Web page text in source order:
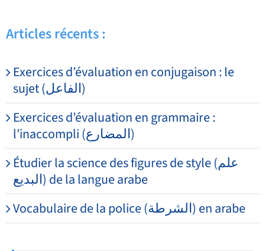
Articles récents :
Exercices d’évaluation en conjugaison : le
sujet (الفاعل)
Exercices d’évaluation en grammaire :
l’inaccompli (المضارع)
Étudier la science des figures de style (علم
البديع) de la langue arabe
Vocabulaire de la police (الشرطة) en arabe